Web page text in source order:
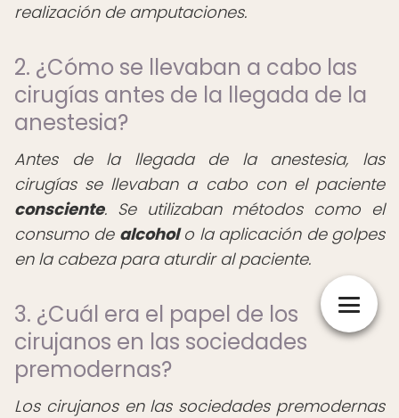
realización de amputaciones.
2. ¿Cómo se llevaban a cabo las
cirugías antes de la llegada de la
anestesia?
Antes de la llegada de la anestesia, las
cirugías se llevaban a cabo con el paciente
consciente. Se utilizaban métodos como el
consumo de alcoholo la aplicación de golpes
en la cabeza para aturdir al paciente.
3. ¿Cuál era el papel de los
cirujanos en las sociedades
premodernas?
Los cirujanos en las sociedades premodernas